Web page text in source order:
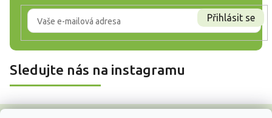
Přihlásit se
Sledujte nás na instagramu
Z